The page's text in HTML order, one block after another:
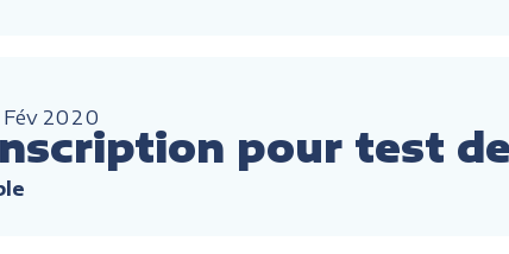
Fév 2020
pour test